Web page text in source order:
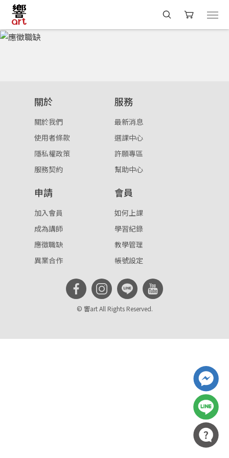
您將收到一封Email，請依照信件中的指示重新登
入。
系統偵測到您的帳號重複登入，
點擊下方「確定」將前一位使用者強制登出。
確定
關於
關於我們
使用者條款
隱私權政策
服務契約
服務
最新消息
選課中心
許願專區
幫助中心
申請
加入會員
成為講師
應徵職缺
異業合作
會員
如何上課
學習紀錄
教學管理
帳號設定
© 響art All Rights Reserved.